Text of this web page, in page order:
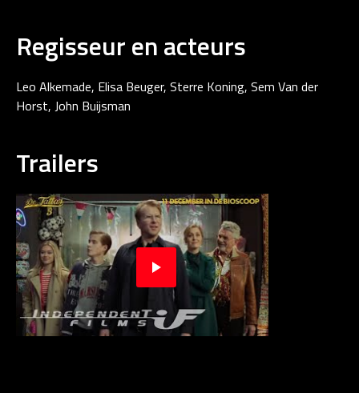
Regisseur en acteurs
Leo Alkemade, Elisa Beuger, Sterre Koning, Sem Van der
Horst, John Buijsman
Trailers